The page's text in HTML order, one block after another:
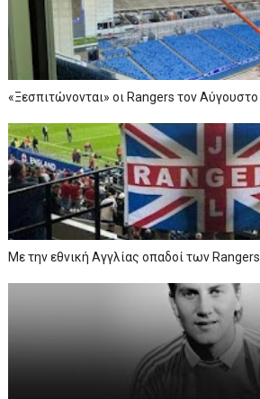
«Ξεσπιτώνονται» οι Rangers τον Αύγουστο
Με την εθνική Αγγλίας οπαδοί των Rangers